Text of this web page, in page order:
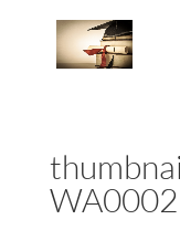
WA0002